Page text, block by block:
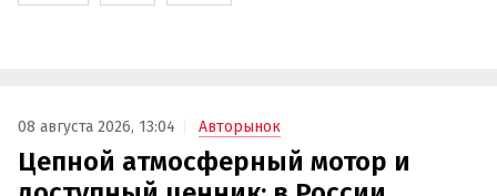
08 августа 2026, 13:04 Авторынок
Цепной атмосферный мотор и